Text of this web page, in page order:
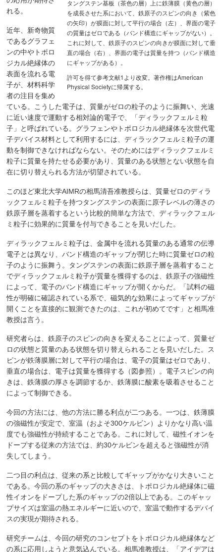
タングステン基板（茶色の層）上に鉄薄膜（黄色の層）
を成長させた系において、鉄原子のスピンの向き（紫色
の矢印）が膜面に対して平行の場合（左）、界面の電子
の質量はゼロである（バンド構造にギャップがない）。
これに対して、鉄原子のスピンの向きが膜面に対して垂
直の場合（右）、界面の電子は質量を持つ（バンド構造
にギャップがある）。
許可を得て参考文献1より改変。著作権はAmerican
Physical Societyに帰属する。
れる。
近年、新奇物質
であるグラフェ
ンの中やトポロ
ジカル絶縁体の
表面を流れる電
子が、材料科学
者の注目を集め
ている。こうした電子は、質量がゼロの粒子のように振舞い、光速
に近い速度で運動する相対論的電子で、「ディラックフェルミ粒
子」と呼ばれている。グラフェンやトポロジカル絶縁体を次世代電
子デバイス材料として利用するには、ディラックフェルミ粒子の運
動を制御できなければならない。そのためにはディラックフェルミ
粒子に質量を持たせる必要があり、質量のある状態とない状態を自
在に切り替えられる方法が切望されている。
このほど東北大学AIMRの相馬清吾准教授らは、質量ゼロのディラ
ックフェルミ粒子を持つタングステンの表面に原子レベルの薄さの
鉄原子層を蒸着するという比較的簡単な方法で、ディラックフェル
ミ粒子に効果的に質量を付与できることを見いだした。
ディラックフェルミ粒子は、金属中を流れる質量のある通常の伝導
電子とは異なり、バンド構造のギャップが閉じた時に質量ゼロの粒
子のように振舞う。タングステンの表面に鉄原子層を蒸着すること
でディラックフェルミ粒子が質量を獲得するのは、鉄原子の強磁性
によって、電子のバンド構造にギャップが開くからだ。「試料の磁
性が明確に確認されている系で、磁気的な効果によってギャップが
開くことを直接的に観測できたのは、これが初めてです」と相馬准
教授は言う。
研究者らは、鉄原子のスピンの向きを変えることによって、質量ゼ
ロの状態と質量のある状態を切り替えられることを見いだした。ス
ピンが鉄薄膜層に対して平行の場合は、電子の質量はゼロであり、
垂直の場合は、電子は質量を獲得する（図参照）。電子スピンの向
きは、鉄薄膜の厚さを調節するか、鉄薄膜に酸素を吸着させること
によって制御できる。
今回の方法には、他の方法に勝る利点が二つある。一つは、鉄薄膜
の強磁性が安定で、室温（およそ300ケルビン）よりかなり高い温
度でも強磁性が持続することである。これに対して、磁性イオンを
ドープする従来の方法では、約30ケルビンを超えると強磁性が消
失してしまう。
二つ目の利点は、従来の系と比較してギャップがかなり大きいこと
である。今回の系のギャップの大きさは、トポロジカル絶縁体に磁
性イオンをドープした系のギャップの2倍以上である。このギャッ
プサイズは室温の熱エネルギーに近いので、室温で動作するデバイ
スの実現が期待される。
研究チームは、今回の研究のコンセプトをトポロジカル絶縁体など
の系に応用しようと意気込んでいる。相馬准教授は、「アイデアは